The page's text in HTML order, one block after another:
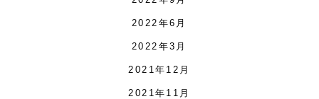
2022年6月
2022年3月
2021年12月
2021年11月